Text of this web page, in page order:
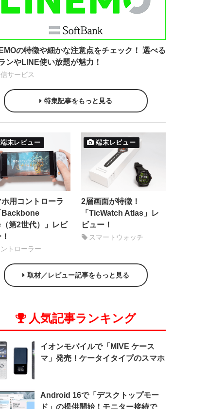
の特徴や細かな注意点をチェック！ 選べる
ンやLINE使い放題が魅力！
サービス
特集記事をもっと見る
端末レビュー
ホ用コントローラ
Backbone
第2世代）」レビ
ントローラー
端末レビュー
2層画面が特徴！
「TicWatch Atlas」レ
ビュー！
スマートウォッチ
取材／レビュー記事をもっと見る
人気記事ランキング
イオンモバイルで「MIVE ケース
マ」発売！ケータイタイプのスマホ
Android 16で「デスクトップモー
ド」の提供開始！モニター接続で